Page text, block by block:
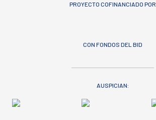
PROYECTO COFINANCIADO POR
CON FONDOS DEL BID
AUSPICIAN: